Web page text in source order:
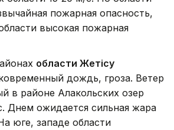
пожарная опасность,
высокая пожарная
области Жетісу
дождь, гроза. Ветер
в районе Алакольских озер
Днем ожидается сильная жара
юге, западе области